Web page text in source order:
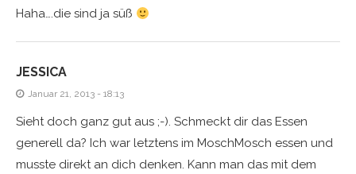
Haha….die sind ja süß
JESSICA
Januar 21, 2013 - 18:13
Sieht doch ganz gut aus ;-). Schmeckt dir das Essen
generell da? Ich war letztens im MoschMosch essen und
musste direkt an dich denken. Kann man das mit dem